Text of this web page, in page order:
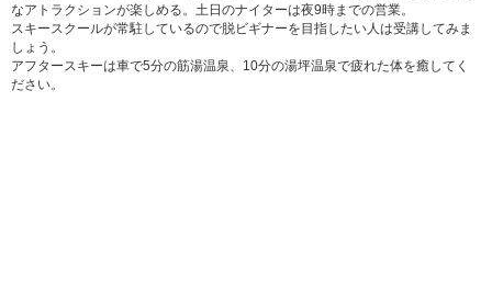
なアトラクションが楽しめる。土日のナイターは夜9時までの営業。
スキースクールが常駐しているので脱ビギナーを目指したい人は受講してみま
しょう。
アフタースキーは車で5分の筋湯温泉、10分の湯坪温泉で疲れた体を癒してく
ださい。